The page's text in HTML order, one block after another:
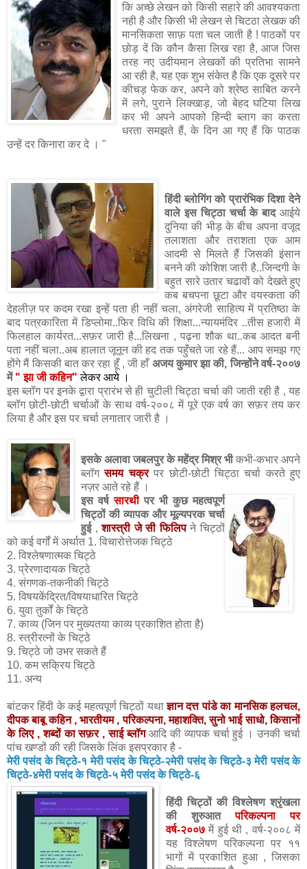
कि अच्छे लेखन को किसी सहारे की आवश्यकता
नही है और किसी भी लेखन से चिटठा लेखक की
मानसिकता साफ़ पता चल जाती है ! पाठकों पर
छोड़ दें कि कौन कैसा लिख रहा है, आज जिस
तरह नए उदीयमान लेखकों की प्रतिभा सामने
आ रही है, यह एक शुभ संकेत है कि एक दूसरे पर
कीचड़ फेक कर, अपने को श्रेष्ठ साबित करने
में लगे, पुराने लिक्खाड़, जो बेहद घटिया लिख
कर भी अपने आपको हिन्दी ब्लाग का करता
धरता समझते हैं, के दिन आ गए हैं कि पाठक
उन्हें दर किनारा कर दे । "
हिंदी ब्लोगिंग को प्रारंभिक दिशा देने
वाले इस चिट्ठा चर्चा के बादआईये
दुनिया की भीड़ के बीच अपना वजूद
तलाशता और तराशता एक आम
आदमी से मिलते हैं जिसकी इंसान
बनने की कोशिश जारी है..जिन्दगी के
बहुत सारे उतार चढावों को देखते हुए
कब बचपना छूटा और वयस्कता की
देहलीज़ पर कदम रखा इन्हें पता ही नहीं चला, अंगरेजी साहित्य में प्रतिष्ठा के
बाद पत्रकारिता में डिप्लोमा..फिर विधि की शिक्षा...न्यायमंदिर ..तीस हजारी में
फिलहाल कार्यरत...सफ़र जारी है...लिखना , पढ़ना शौक था..कब आदत बनी
पता नहीं चला..अब हालात जूनून की हद तक पहुँचते जा रहे हैं... आप समझ गए
होंगे मैं किसकी बात कर रहा हूँ , जी हाँ अजय कुमार झा की, जिन्होंने वर्ष-२००७
में " झा जी कहिन" लेकर आये ।
इस ब्लॉग पर इनके द्वारा प्रारंभ से ही चुटीली चिट्ठा चर्चा की जाती रही है , यह
ब्लॉग छोटी-छोटी चर्चाओं के साथ वर्ष-२००८ में पूरे एक वर्ष का सफ़र तय कर
लिया है और इस पर चर्चा लगातार जारी है ।
इसके अलावा जबलपुर के महेंद्र मिश्र भीकभी-कभार अपने
ब्लॉगसमय चक्रपर छोटी-छोटी चिट्ठा चर्चा करते हुए
नज़र आते रहे हैं ।
इस वर्षसारथीपर भी कुछ महत्वपूर्ण
चिट्ठों की व्यापक और मूल्यपरक चर्चा
हुई,शास्त्री जे सी फिलिपने चिट्ठों
को कई वर्गों में अर्थात 1. विचारोत्तेजक चिट्ठे
2. विश्लेषणात्मक चिट्ठे
3. प्रेरणादायक चिट्ठे
4. संगणक-तकनीकी चिट्ठे
5. विषयकेंद्रित/विषयाधारित चिट्ठे
6. युवा तुर्कों के चिट्ठे
7. काव्य (जिन पर मुख्यतया काव्य प्रकाशित होता है)
8. स्त्रीरत्नों के चिट्ठे
9. चिट्ठे जो उभर सकते हैं
10. कम सक्रिय चिट्ठे
11. अन्य
बांटकर हिंदी के कई महत्वपूर्ण चिट्ठों यथाज्ञान दत्त पांडे का मानसिक हलचल,
दीपक बाबू कहिन,भारतीयम,परिकल्पना,महाशक्ति,सुनो भाई साधो,किसानों
के लिए ,शब्दों का सफ़र,साई ब्लॉगआदि की व्यापक चर्चा हुई । उनकी चर्चा
पांच खण्डों की रही जिसके लिंक इसप्रकार है -
मेरी पसंद के चिट्ठे-१मेरी पसंद के चिट्ठे-२मेरी पसंद के चिट्ठे-३मेरी पसंद के
चिट्ठे-४मेरी पसंद के चिट्ठे-५मेरी पसंद के चिट्ठे-६
हिंदी चिट्ठों की विश्लेषण श्रृंखला
की शुरुआत
परिकल्पना पर
वर्ष-२००७ में हुई थी , वर्ष-२००८ में
यह विश्लेषण परिकल्पना पर ११
भागों में प्रकाशित हुआ , जिसका